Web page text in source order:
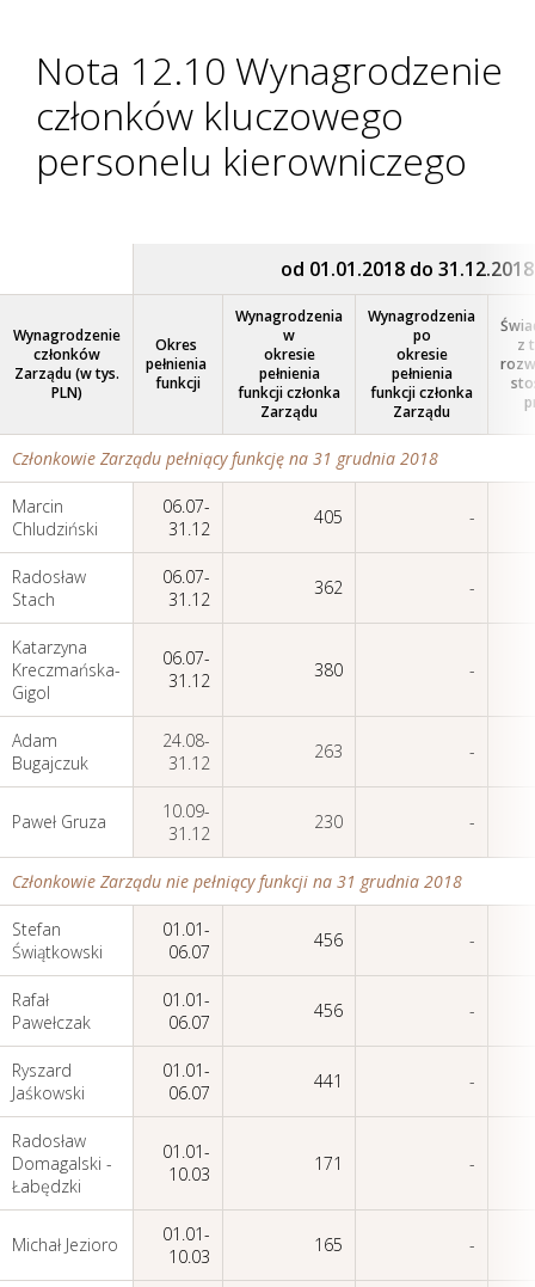
Nota 12.10 Wynagrodzenie
członków kluczowego
personelu kierowniczego
od 01.01.2018 do 31.12.2018
Wynagrodzenie
członków
Zarządu (w tys.
PLN)
Okres
pełnienia
funkcji
Wynagrodzenia
w
okresie
pełnienia
funkcji członka
Zarządu
Wynagrodzenia
po
okresie
pełnienia
funkcji członka
Zarządu
z
Członkowie Zarządu pełniący funkcję na 31 grudnia 2018
Marcin
Chludziński
06.07-
31.12
405 -
Radosław
Stach
06.07-
31.12
362 -
Katarzyna
Kreczmańska-
Gigol
06.07-
31.12
380 -
Adam
Bugajczuk
24.08-
31.12
263 -
Paweł Gruza
10.09-
31.12
230 -
Członkowie Zarządu nie pełniący funkcji na 31 grudnia 2018
Stefan
Świątkowski
01.01-
06.07
456 -
Rafał
Pawełczak
01.01-
06.07
456 -
Ryszard
Jaśkowski
01.01-
06.07
441 -
Radosław
Domagalski -
Łabędzki
01.01-
10.03
171 -
Michał Jezioro
01.01-
10.03
165 -